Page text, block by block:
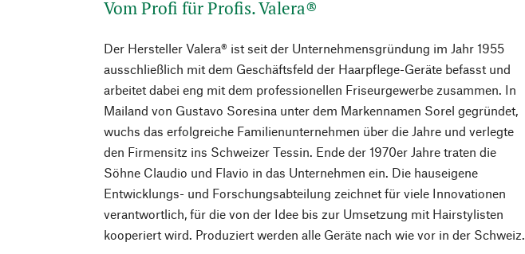
Vom Profi für Profis. Valera®
Der Hersteller Valera® ist seit der Unternehmensgründung im Jahr 1955
ausschließlich mit dem Geschäftsfeld der Haarpflege-Geräte befasst und
arbeitet dabei eng mit dem professionellen Friseurgewerbe zusammen. In
Mailand von Gustavo Soresina unter dem Markennamen Sorel gegründet,
wuchs das erfolgreiche Familienunternehmen über die Jahre und verlegte
den Firmensitz ins Schweizer Tessin. Ende der 1970er Jahre traten die
Söhne Claudio und Flavio in das Unternehmen ein. Die hauseigene
Entwicklungs- und Forschungsabteilung zeichnet für viele Innovationen
verantwortlich, für die von der Idee bis zur Umsetzung mit Hairstylisten
kooperiert wird. Produziert werden alle Geräte nach wie vor in der Schweiz.